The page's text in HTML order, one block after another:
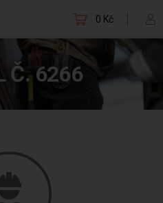
0 Kč
Č. 6266